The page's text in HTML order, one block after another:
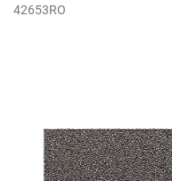
42653RO